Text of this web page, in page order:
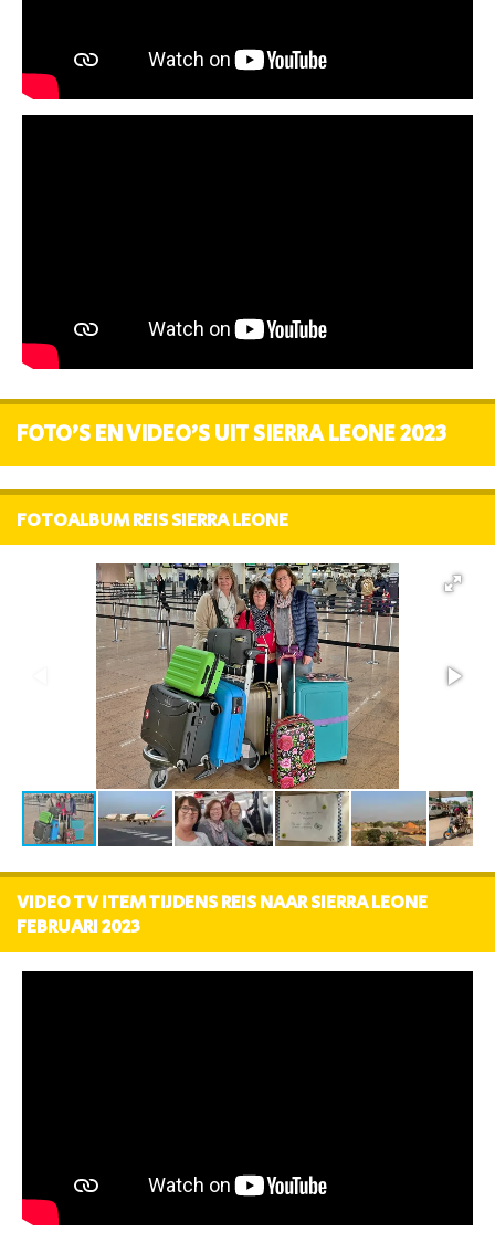
FOTO'S EN VIDEO'S UIT SIERRA LEONE 2023
FOTOALBUM REIS SIERRA LEONE
VIDEO TV ITEM TIJDENS REIS NAAR SIERRA LEONE
FEBRUARI 2023